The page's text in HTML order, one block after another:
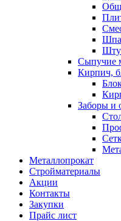
Сыпучие
Кирпич,
Заборы и
Металлопрокат
Стройматериалы
Акции
Контакты
Закупки
Прайс лист